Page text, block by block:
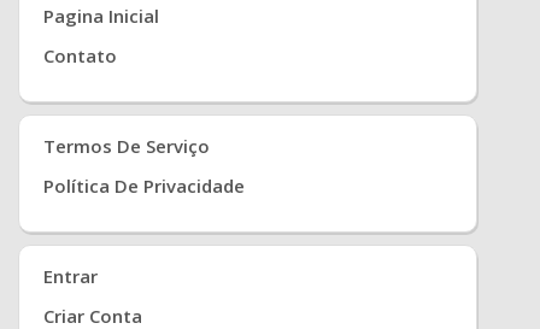
Pagina Inicial
Contato
Termos De Serviço
Política De Privacidade
Entrar
Criar Conta